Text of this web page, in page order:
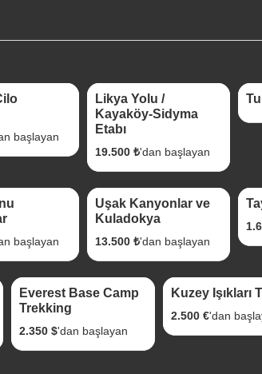
başlayan
Likya Yolu /
Kayaköy-Sidyma
Etabı
19.500 ₺'dan başlayan
başlayan
1 Gece 2 Gün
Uşak Kanyonlar ve
Kuladokya
13.500 ₺'dan başlayan
15 Gece 16 Gün
Everest Base Camp
Trekking
2.350 $'dan başlayan
6 Gece 7 Gün
Kuzey Işıkları
2.500 €'dan